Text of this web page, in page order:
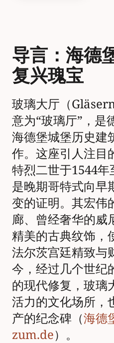
导言：海德
复兴瑰宝
玻璃大厅（
意为“玻璃厅”，是
海德堡城堡历史建
作。这座引人注目
特烈二世于1544年
是晚期哥特式向早
变的证明。其宏伟
廊、曾经奢华的威
精美的古典纹饰，
法尔茨宫廷精致与
今，经过几个世纪
的现代修复，玻璃
活力的文化场所，
产的纪念碑（海德
zum.de）。